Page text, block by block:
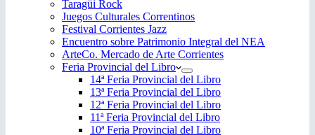
Taragüi Rock
Juegos Culturales Correntinos
Festival Corrientes Jazz
Encuentro sobre Patrimonio Integral del NEA
ArteCo. Mercado de Arte Corrientes
Feria Provincial del Libro
14ª Feria Provincial del Libro
13ª Feria Provincial del Libro
12ª Feria Provincial del Libro
11ª Feria Provincial del Libro
10ª Feria Provincial del Libro